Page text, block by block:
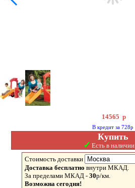
14565 р
В кредит за 728р
Купить
✓ Есть в наличии
Стоимость доставки
Доставка бесплатно внутри МКАД.
За пределами МКАД - 30р/км.
Возможна сегодня!